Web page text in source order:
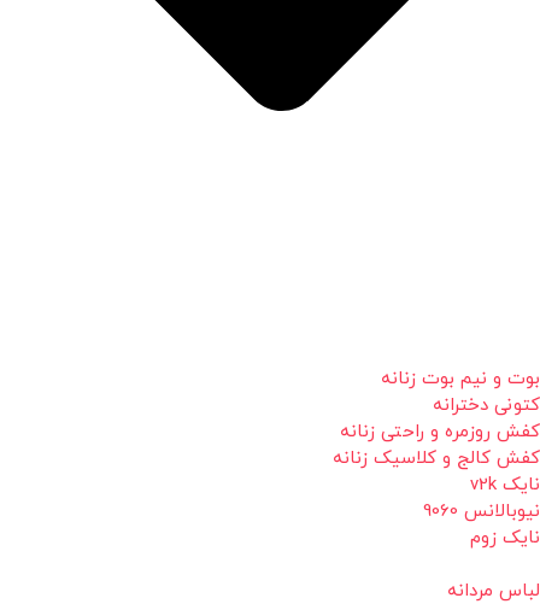
بوت و نیم بوت زنانه
کتونی دخترانه
کفش روزمره و راحتی زنانه
کفش کالج و کلاسیک زنانه
نایک v2k
نیوبالانس 9060
نایک زوم
لباس مردانه